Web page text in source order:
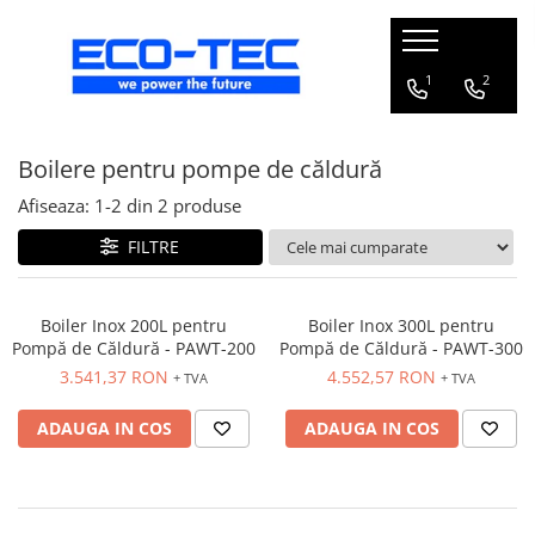
Pompe de căldură, boilere și accesorii
Pompe de căldură pentru încălzire
Pompe de căldură piscină
Boilere pentru pompe de căldură
boiler și vană 3 căi
Accesorii pompă de căldură
1 2
Boilere pentru pompe de căldură
Afiseaza: 1-2 din 2 produse
FILTRE
Boiler Inox 200L pentru
Pompă de Căldură - PAWT-200
3.541,37 RON + TVA
ADAUGA IN COS
Boiler Inox 300L pentru
Pompă de Căldură - PAWT-300
4.552,57 RON + TVA
ADAUGA IN COS